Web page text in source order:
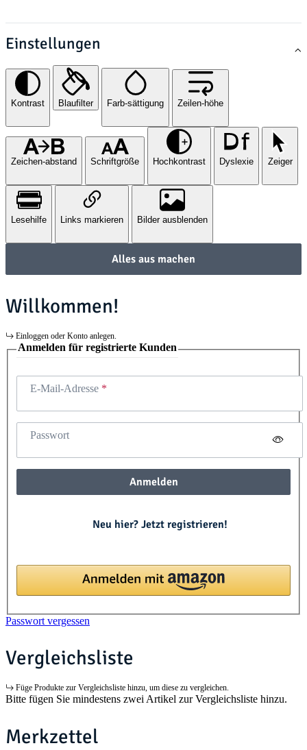
Einstellungen
Kontrast Blaufilter Farb-sättigung Zeilen-höhe
Zeichen-abstand Schriftgröße Hochkontrast Dyslexie Zeiger
Lesehilfe Links markieren Bilder ausblenden
Alles aus machen
Willkommen!
Einloggen oder Konto anlegen.
Anmelden für registrierte Kunden
E-Mail-Adresse
Passwort
Anmelden
Neu hier? Jetzt registrieren!
Passwort vergessen
Vergleichsliste
Füge Produkte zur Vergleichsliste hinzu, um diese zu vergleichen.
Bitte fügen Sie mindestens zwei Artikel zur Vergleichsliste hinzu.
Merkzettel